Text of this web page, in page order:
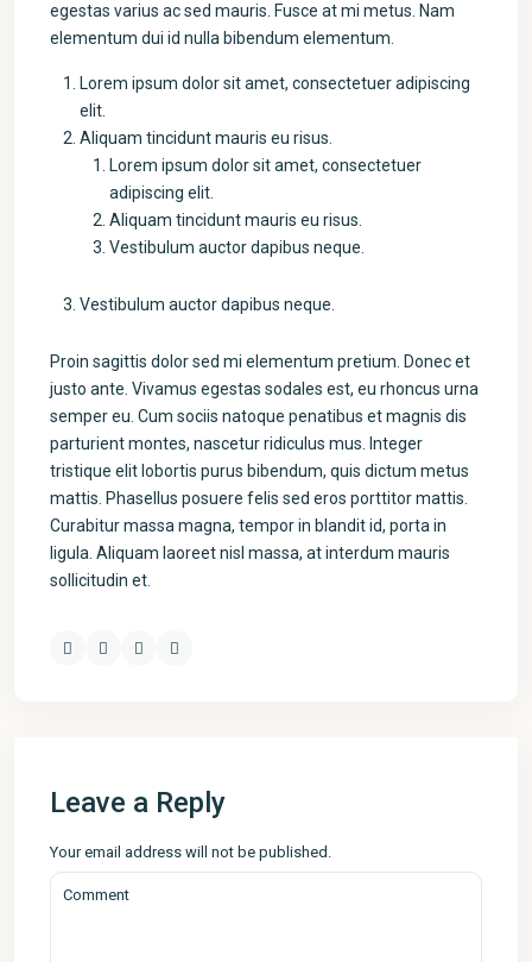
egestas varius ac sed mauris. Fusce at mi metus. Nam
elementum dui id nulla bibendum elementum.
Lorem ipsum dolor sit amet, consectetuer adipiscing
elit.
Aliquam tincidunt mauris eu risus.
Lorem ipsum dolor sit amet, consectetuer
adipiscing elit.
Aliquam tincidunt mauris eu risus.
Vestibulum auctor dapibus neque.
Vestibulum auctor dapibus neque.
Proin sagittis dolor sed mi elementum pretium. Donec et
justo ante. Vivamus egestas sodales est, eu rhoncus urna
semper eu. Cum sociis natoque penatibus et magnis dis
parturient montes, nascetur ridiculus mus. Integer
tristique elit lobortis purus bibendum, quis dictum metus
mattis. Phasellus posuere felis sed eros porttitor mattis.
Curabitur massa magna, tempor in blandit id, porta in
ligula. Aliquam laoreet nisl massa, at interdum mauris
sollicitudin et.
Leave a Reply
Your email address will not be published.